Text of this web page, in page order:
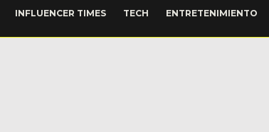
INFLUENCER TIMES TECH ENTRETENIMIENTO